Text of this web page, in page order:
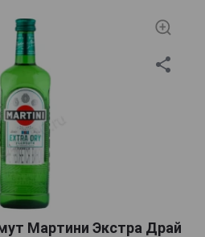
Мартини Экстра Драй